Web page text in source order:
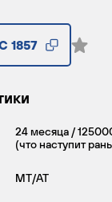
1857
24 месяца /
(что наступит
MT/AT